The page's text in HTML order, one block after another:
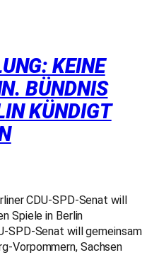
KEINE
BÜNDNIS
KÜNDIGT
CDU-SPD-Senat will
Spiele in Berlin
SPD-Senat will gemeinsam
Vorpommern, Sachsen